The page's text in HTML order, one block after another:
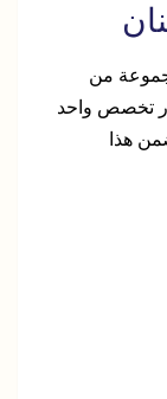
من
تخصص واحد
هذا